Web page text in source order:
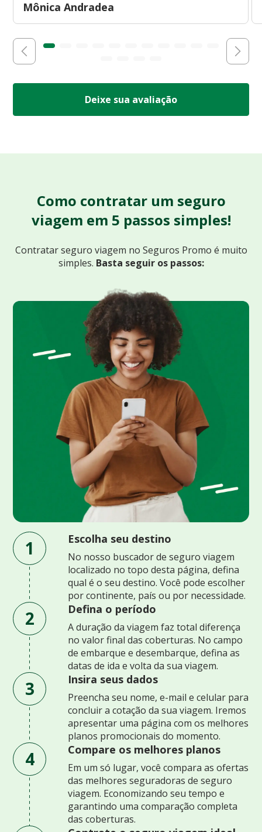
Mônica Andradea
Deixe sua avaliação
Como contratar um seguro
viagem em 5 passos simples!
Contratar seguro viagem no Seguros Promo é muito
simples. Basta seguir os passos:
1 Escolha seu destino
No nosso buscador de seguro viagem
localizado no topo desta página, defina
qual é o seu destino. Você pode escolher
por continente, país ou por necessidade.
2 Defina o período
A duração da viagem faz total diferença
no valor final das coberturas. No campo
de embarque e desembarque, defina as
datas de ida e volta da sua viagem.
3 Insira seus dados
Preencha seu nome, e-mail e celular para
concluir a cotação da sua viagem. Iremos
apresentar uma página com os melhores
planos promocionais do momento.
4 Compare os melhores planos
Em um só lugar, você compara as ofertas
das melhores seguradoras de seguro
viagem. Economizando seu tempo e
garantindo uma comparação completa
das coberturas.